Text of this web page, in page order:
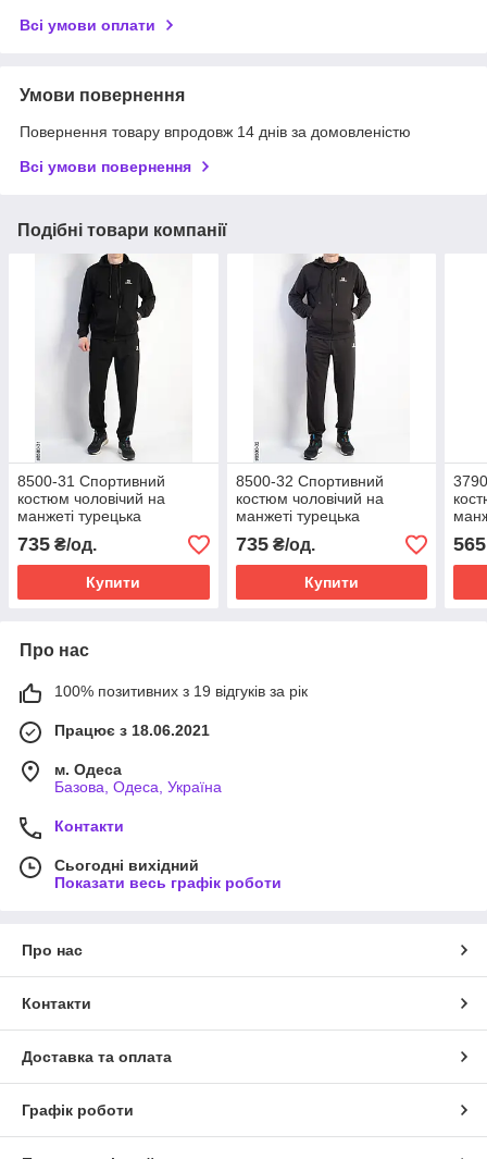
Всі умови оплати
Умови повернення
Повернення товару впродовж 14 днів за домовленістю
Всі умови повернення
Подібні товари компанії
8500-31 Спортивний
костюм чоловічий на
манжеті турецька
двонитка норма (5 од:
48,50,52,54,56)
735 ₴/од.
Купити
8500-32 Спортивний
костюм чоловічий на
манжеті турецька
двонитка норма (5 од:
48,50,52,54,56)
735₴/од.
Купити
(5
565
Про нас
100% позитивних з 19 відгуків за рік
Працює з 18.06.2021
м. Одеса
Базова, Одеса, Україна
Контакти
Сьогодні вихідний
Показати весь графік роботи
Про нас
Контакти
Доставка та оплата
Графік роботи